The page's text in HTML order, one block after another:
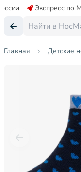
Экспресс по
Главная Детские